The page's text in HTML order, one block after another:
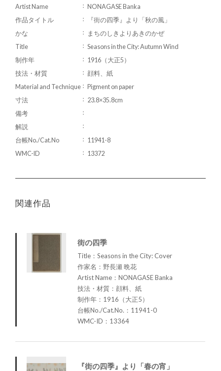
Artist Name
NONAGASE Banka
作品タイトル
『街の四季』より「秋の風」
かな
まちのしきよりあきのかぜ
Title
Seasons in the City: Autumn Wind
制作年
1916（大正5）
技法・材質
顔料、紙
Material and Technique
Pigment on paper
寸法
23.8×35.8cm
備考
解説
台帳No./Cat.No
11941-8
WMC-ID
13372
関連作品
街の四季
Title：Seasons in the City: Cover
作家名：野長瀬 晩花
Artist Name：NONAGASE Banka
技法・材質：顔料、紙
制作年：1916（大正5）
台帳No./Cat.No.：11941-0
WMC-ID：13364
『街の四季』より「春の宵」